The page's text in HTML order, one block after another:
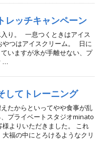
レッチキャンペーン
り。 一息つくときはアイス
つはアイスクリーム。 日に
いますが氷が手離せない、プ
…
してトレーニング
たからといってやや食事が乱
プライベートスタジオminato
よりいただきました。 これ
福の中にとろけるようなクリ